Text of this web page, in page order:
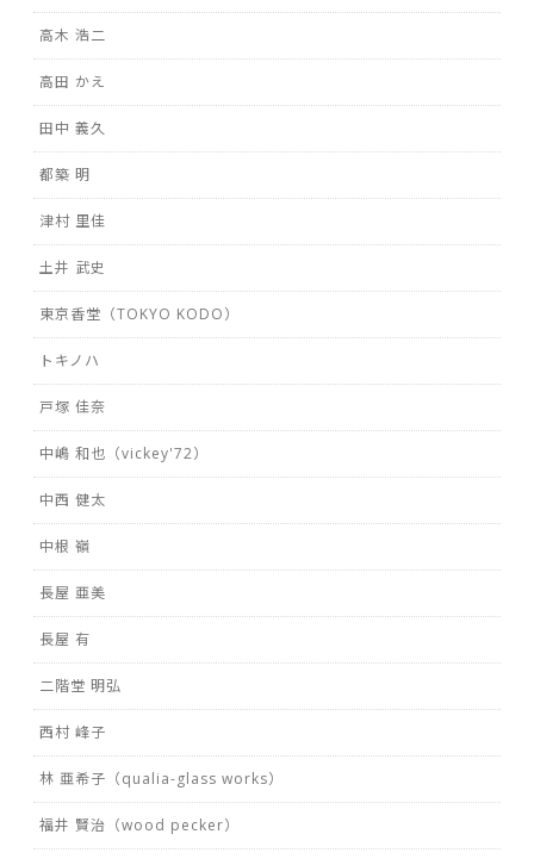
高木 浩二
高田 かえ
田中 義久
都築 明
津村 里佳
土井 武史
東京香堂（TOKYO KODO）
トキノハ
戸塚 佳奈
中嶋 和也（vickey'72）
中西 健太
中根 嶺
長屋 亜美
長屋 有
二階堂 明弘
西村 峰子
林 亜希子（qualia-glass works）
福井 賢治（wood pecker）